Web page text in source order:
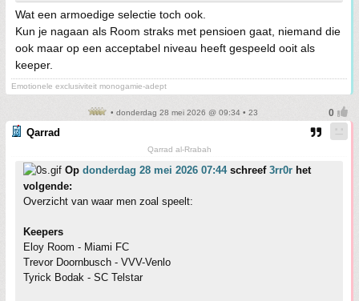
Wat een armoedige selectie toch ook.
Kun je nagaan als Room straks met pensioen gaat, niemand die
ook maar op een acceptabel niveau heeft gespeeld ooit als
keeper.
Emotionele exclusiviteit monogamie-adept
• donderdag 28 mei 2026 @ 09:34 • 23
Qarrad
Qarrad al-Rrabah
Op donderdag 28 mei 2026 07:44schreef 3rr0r het
volgende:
Overzicht van waar men zoal speelt:
Keepers
Eloy Room - Miami FC
Trevor Doornbusch - VVV-Venlo
Tyrick Bodak - SC Telstar